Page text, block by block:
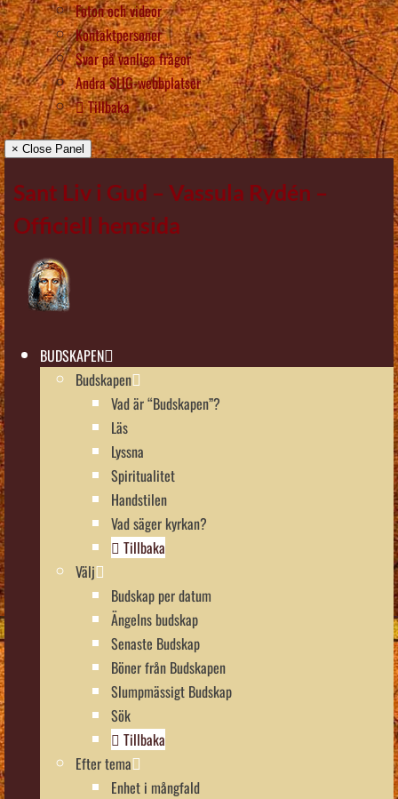
Foton och videor
Kontaktpersoner
Svar på vanliga frågor
Andra SLIG-webbplatser
Tillbaka
× Close Panel
Sant Liv i Gud – Vassula Rydén –
Officiell hemsida
BUDSKAPEN
Budskapen
Vad är “Budskapen”?
Läs
Lyssna
Spiritualitet
Handstilen
Vad säger kyrkan?
Tillbaka
Välj
Budskap per datum
Ängelns budskap
Senaste Budskap
Böner från Budskapen
Slumpmässigt Budskap
Sök
Tillbaka
Efter tema
Enhet i mångfald